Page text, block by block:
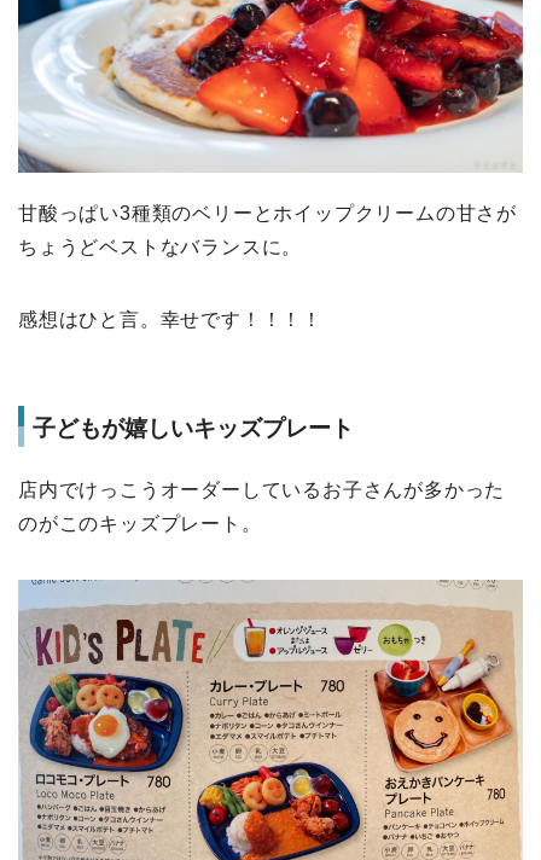
甘酸っぱい3種類のベリーとホイップクリームの甘さが
ちょうどベストなバランスに。
感想はひと言。幸せです！！！！
子どもが嬉しいキッズプレート
店内でけっこうオーダーしているお子さんが多かった
のがこのキッズプレート。